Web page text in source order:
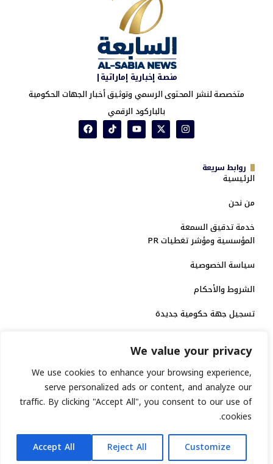
We value your privacy
We use cookies to enhance your browsing experience,
serve personalized ads or content, and analyze our
traffic. By clicking "Accept All", you consent to our use of
cookies.
Customize
Reject All
Accept All
منصة إخبارية إماراتية|
متخصصة لنشر المحتوى الرسمي وتوثيق أخبار الجهات الحكومية
بالباركود الرقمي
روابط سريعة
الرئيسية
من نحن
خدمة تدقيق السمعة
المؤسسية ومؤشر تغطيات PR
سياسة الخصوصية
الشروط والأحكام
تسجيل جهة حكومية جديدة
الاعتماد الرسمي
منصة إخبارية مرخصة
رقم الترخيص الاتحادي : 8793134
جميع حقوق التوثيق الرقمي محفوظة لمنصة السابعة © 2026. AR
انشر خبرك